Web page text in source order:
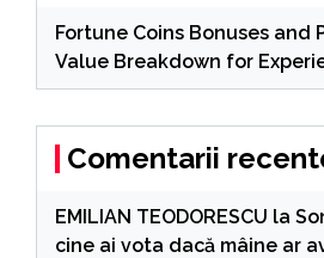
Fortune Coins Bonuses and
Value Breakdown for
Comentarii
EMILIAN TEODORESCU la
cine ai vota dacă mâine ar